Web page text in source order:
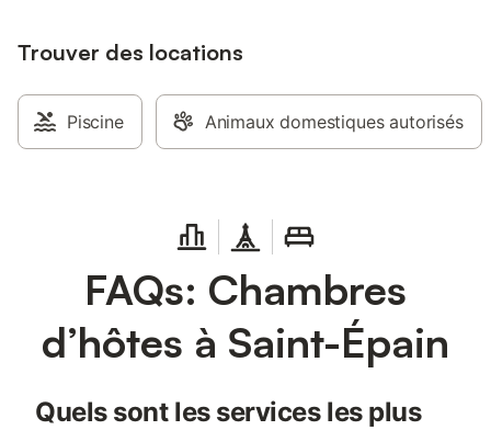
Trouver des locations
Piscine Animaux domestiques autorisés
FAQs: Chambres
d’hôtes à Saint-Épain
Quels sont les services les plus